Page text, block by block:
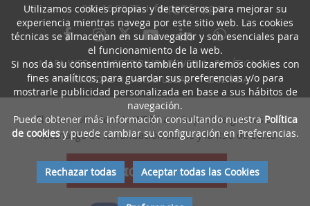
981 16 93 36 Ifaxpg@faxpg.es
MAPA WEBIACCESIBILIDAD WEBIPOLÍTICA DE
PRIVACIDADIAVISO LEGALILICENCIA
El desarrollo de esta WEB ha sido posible gracias al
mecenazgo de la Fundación Barrié y la RSC de Edisa
Utilizamos cookies propias y de terceros para mejorar su
experiencia mientras navega por este sitio web. Las cookies
técnicas se almacenan en su navegador y son esenciales para
el funcionamiento de la web.
Si nos da su consentimiento también utilizaremos cookies con
fines analíticos, para guardar sus preferencias y/o para
mostrarle publicidad personalizada en base a sus hábitos de
navegación.
Puede obtener más información consultando nuestraPolítica
de cookiesy puede cambiar su configuración en Preferencias.
Rechazar todas Aceptar todas las Cookies